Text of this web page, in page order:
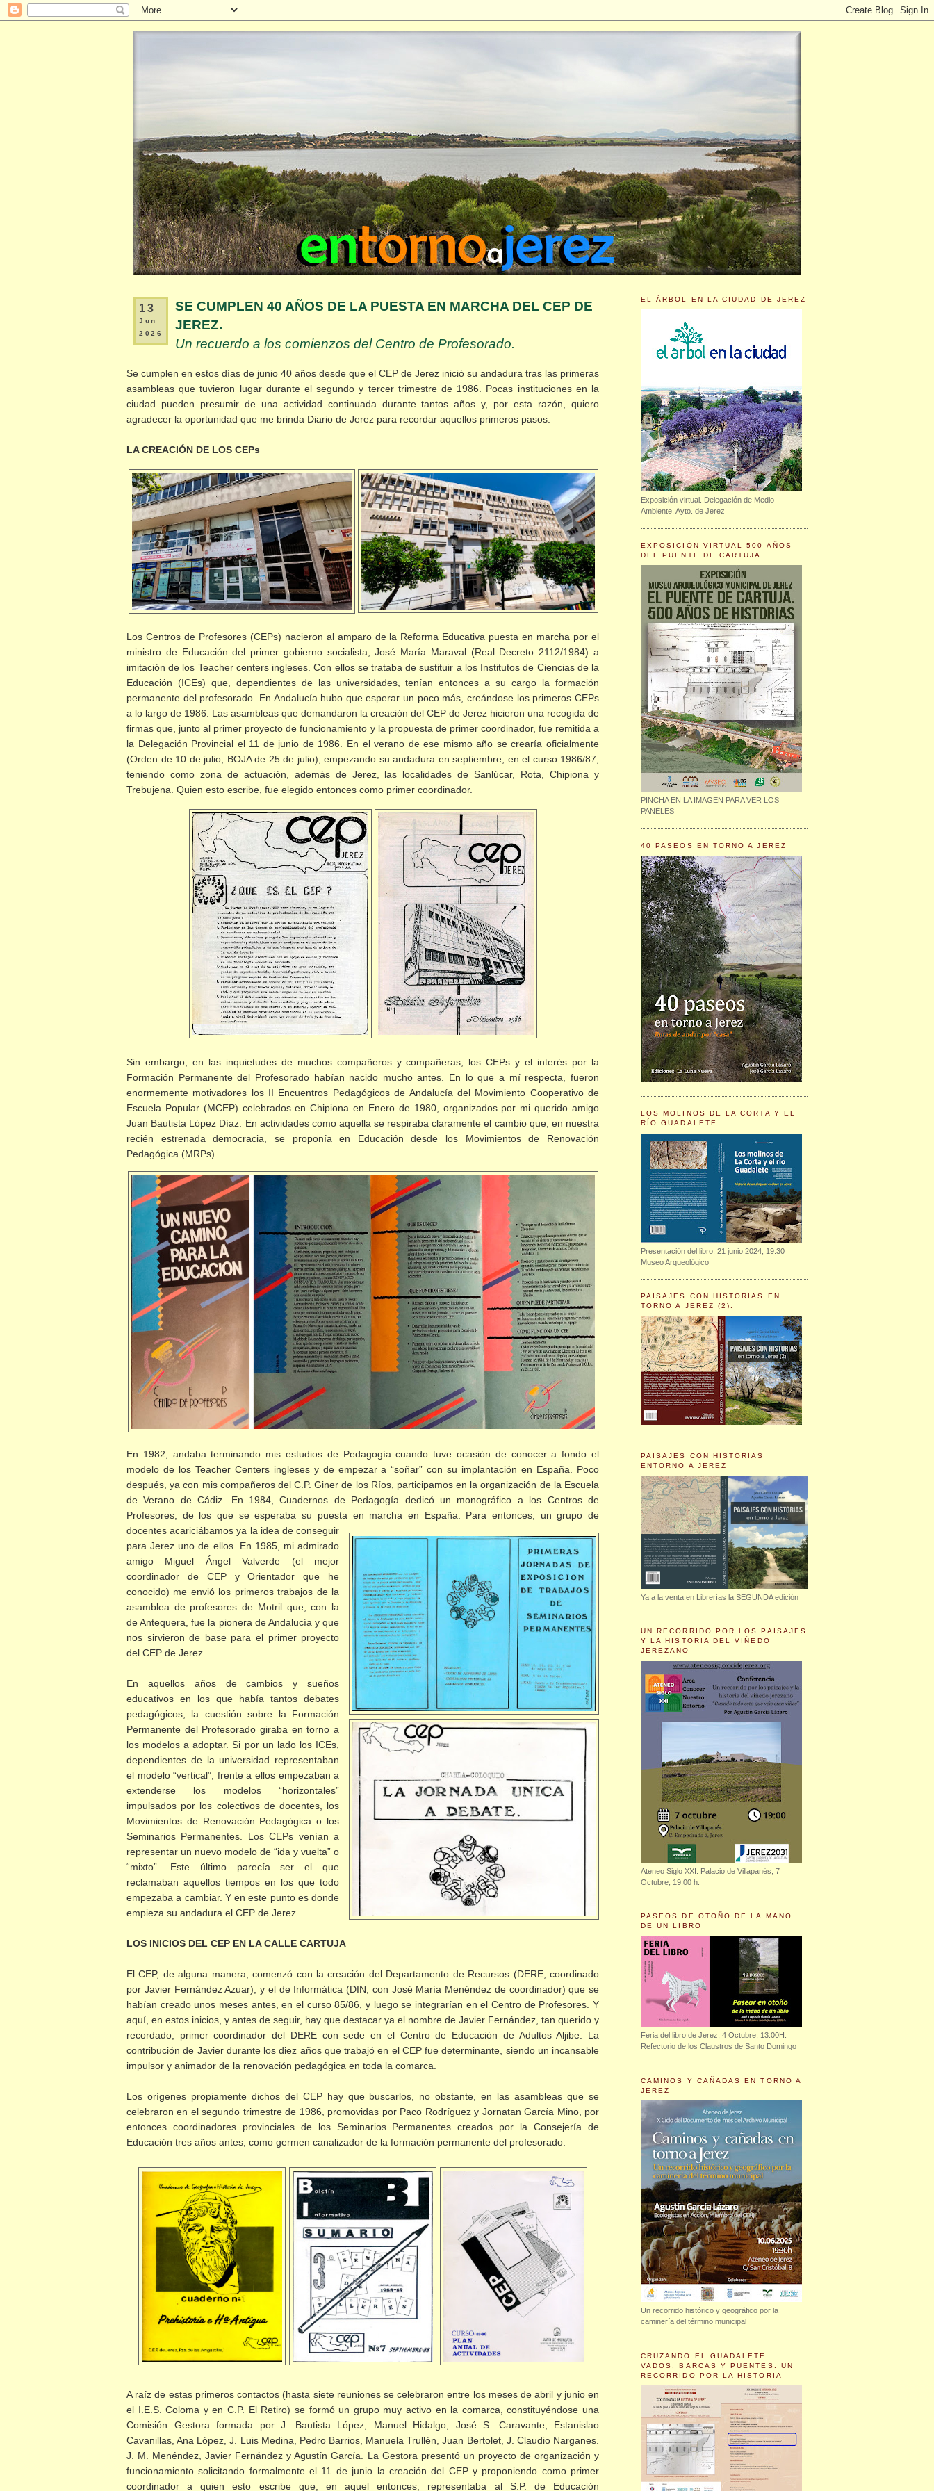
13
Jun
2026
SE CUMPLEN 40 AÑOS DE LA PUESTA EN MARCHA DEL CEP DE
JEREZ.
Un recuerdo a los comienzos del Centro de Profesorado.
Se cumplen en estos días de junio 40 años desde que el CEP de Jerez inició su andadura tras las primeras
asambleas que tuvieron lugar durante el segundo y tercer trimestre de 1986. Pocas instituciones en la
ciudad pueden presumir de una actividad continuada durante tantos años y, por esta razón, quiero
agradecer la oportunidad que me brinda Diario de Jerez para recordar aquellos primeros pasos.
LA CREACIÓN DE LOS CEPs
Los Centros de Profesores (CEPs) nacieron al amparo de la Reforma Educativa puesta en marcha por el
ministro de Educación del primer gobierno socialista, José María Maraval (Real Decreto 2112/1984) a
imitación de los Teacher centers ingleses. Con ellos se trataba de sustituir a los Institutos de Ciencias de la
Educación (ICEs) que, dependientes de las universidades, tenían entonces a su cargo la formación
permanente del profesorado. En Andalucía hubo que esperar un poco más, creándose los primeros CEPs
a lo largo de 1986. Las asambleas que demandaron la creación del CEP de Jerez hicieron una recogida de
firmas que, junto al primer proyecto de funcionamiento y la propuesta de primer coordinador, fue remitida a
la Delegación Provincial el 11 de junio de 1986. En el verano de ese mismo año se crearía oficialmente
(Orden de 10 de julio, BOJA de 25 de julio), empezando su andadura en septiembre, en el curso 1986/87,
teniendo como zona de actuación, además de Jerez, las localidades de Sanlúcar, Rota, Chipiona y
Trebujena. Quien esto escribe, fue elegido entonces como primer coordinador.
Sin embargo, en las inquietudes de muchos compañeros y compañeras, los CEPs y el interés por la
Formación Permanente del Profesorado habían nacido mucho antes. En lo que a mí respecta, fueron
enormemente motivadores los II Encuentros Pedagógicos de Andalucía del Movimiento Cooperativo de
Escuela Popular (MCEP) celebrados en Chipiona en Enero de 1980, organizados por mi querido amigo
Juan Bautista López Díaz. En actividades como aquella se respiraba claramente el cambio que, en nuestra
recién estrenada democracia, se proponía en Educación desde los Movimientos de Renovación
Pedagógica (MRPs).
En 1982, andaba terminando mis estudios de Pedagogía cuando tuve ocasión de conocer a fondo el
modelo de los Teacher Centers ingleses y de empezar a “soñar” con su implantación en España. Poco
después, ya con mis compañeros del C.P. Giner de los Ríos, participamos en la organización de la Escuela
de Verano de Cádiz. En 1984, Cuadernos de Pedagogía dedicó un monográfico a los Centros de
Profesores, de los que se esperaba su puesta en marcha en España. Para entonces, un grupo de
docentes acariciábamos ya la idea de conseguir
para Jerez uno de ellos. En 1985, mi admirado
amigo Miguel Ángel Valverde (el mejor
coordinador de CEP y Orientador que he
conocido) me envió los primeros trabajos de la
asamblea de profesores de Motril que, con la
de Antequera, fue la pionera de Andalucía y que
nos sirvieron de base para el primer proyecto
del CEP de Jerez.
En aquellos años de cambios y sueños
educativos en los que había tantos debates
pedagógicos, la cuestión sobre la Formación
Permanente del Profesorado giraba en torno a
los modelos a adoptar. Si por un lado los ICEs,
dependientes de la universidad representaban
el modelo “vertical”, frente a ellos empezaban a
extenderse los modelos “horizontales”
impulsados por los colectivos de docentes, los
Movimientos de Renovación Pedagógica o los
Seminarios Permanentes. Los CEPs venían a
representar un nuevo modelo de “ida y vuelta” o
“mixto”. Este último parecía ser el que
reclamaban aquellos tiempos en los que todo
empezaba a cambiar. Y en este punto es donde
empieza su andadura el CEP de Jerez.
LOS INICIOS DEL CEP EN LA CALLE CARTUJA
El CEP, de alguna manera, comenzó con la creación del Departamento de Recursos (DERE, coordinado
por Javier Fernández Azuar), y el de Informática (DIN, con José María Menéndez de coordinador) que se
habían creado unos meses antes, en el curso 85/86, y luego se integrarían en el Centro de Profesores. Y
aquí, en estos inicios, y antes de seguir, hay que destacar ya el nombre de Javier Fernández, tan querido y
recordado, primer coordinador del DERE con sede en el Centro de Educación de Adultos Aljibe. La
contribución de Javier durante los diez años que trabajó en el CEP fue determinante, siendo un incansable
impulsor y animador de la renovación pedagógica en toda la comarca.
Los orígenes propiamente dichos del CEP hay que buscarlos, no obstante, en las asambleas que se
celebraron en el segundo trimestre de 1986, promovidas por Paco Rodríguez y Jornatan García Mino, por
entonces coordinadores provinciales de los Seminarios Permanentes creados por la Consejería de
Educación tres años antes, como germen canalizador de la formación permanente del profesorado.
A raíz de estas primeros contactos (hasta siete reuniones se celebraron entre los meses de abril y junio en
el I.E.S. Coloma y en C.P. El Retiro) se formó un grupo muy activo en la comarca, constituyéndose una
Comisión Gestora formada por J. Bautista López, Manuel Hidalgo, José S. Caravante, Estanislao
Cavanillas, Ana López, J. Luis Medina, Pedro Barrios, Manuela Trullén, Juan Bertolet, J. Claudio Narganes.
J. M. Menéndez, Javier Fernández y Agustín García. La Gestora presentó un proyecto de organización y
funcionamiento solicitando formalmente el 11 de junio la creación del CEP y proponiendo como primer
coordinador a quien esto escribe que, en aquel entonces, representaba al S.P. de Educación
EL ÁRBOL EN LA CIUDAD DE JEREZ
Exposición virtual. Delegación de Medio
Ambiente. Ayto. de Jerez
EXPOSICIÓN VIRTUAL 500 AÑOS
DEL PUENTE DE CARTUJA
PINCHA EN LA IMAGEN PARA VER LOS
PANELES
40 PASEOS EN TORNO A JEREZ
LOS MOLINOS DE LA CORTA Y EL
RÍO GUADALETE
Presentación del libro: 21 junio 2024, 19:30
Museo Arqueológico
PAISAJES CON HISTORIAS EN
TORNO A JEREZ (2).
PAISAJES CON HISTORIAS
ENTORNO A JEREZ
Ya a la venta en Librerías la SEGUNDA edición
UN RECORRIDO POR LOS PAISAJES
Y LA HISTORIA DEL VIÑEDO
JEREZANO
Ateneo Siglo XXI. Palacio de Villapanés, 7
Octubre, 19:00 h.
PASEOS DE OTOÑO DE LA MANO
DE UN LIBRO
Feria del libro de Jerez, 4 Octubre, 13:00H.
Refectorio de los Claustros de Santo Domingo
CAMINOS Y CAÑADAS EN TORNO A
JEREZ
Un recorrido histórico y geográfico por la
caminería del término municipal
CRUZANDO EL GUADALETE:
VADOS, BARCAS Y PUENTES. UN
RECORRIDO POR LA HISTORIA